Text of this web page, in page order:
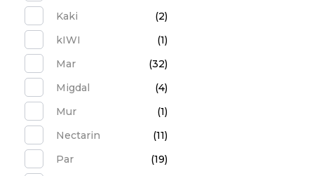
Kaki
(2)
kIWI
(1)
Mar
(32)
Migdal
(4)
Mur
(1)
Nectarin
(11)
Par
(19)